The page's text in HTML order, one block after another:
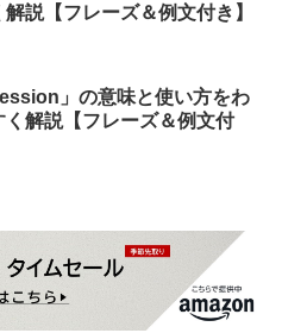
解説【フレーズ＆例文付き】
」の意味と使い方をわ
く解説【フレーズ＆例文付